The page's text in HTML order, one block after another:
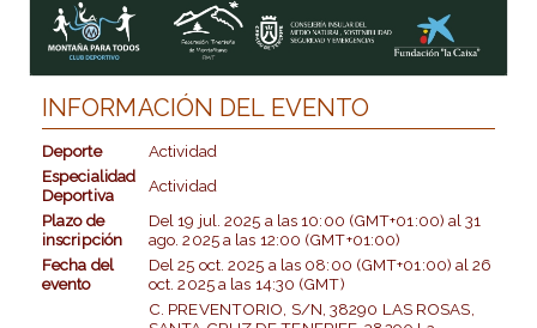
INFORMACIÓN DEL EVENTO
Deporte
Actividad
Especialidad
Deportiva
Actividad
Plazo de
inscripción
Del19 jul. 2025 a las10:00 (GMT+01:00) al31
ago. 2025a las 12:00 (GMT+01:00)
Fecha del
evento
Del25 oct. 2025 a las 08:00 (GMT+01:00) al26
oct. 2025a las 14:30 (GMT)
C. PREVENTORIO, S/N, 38290 LAS ROSAS,